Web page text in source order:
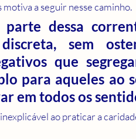
a seguir nesse caminho.
dessa
sem
que
para aqueles ao
em todos os
ao praticar a